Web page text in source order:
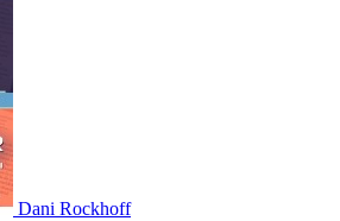
Dani Rockhoff